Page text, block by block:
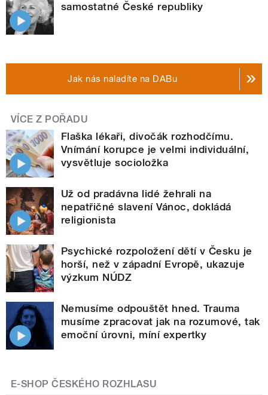
samostatné České republiky
Jak nás naladíte na DABu
VÍCE Z POŘADU
Flaška lékaři, divočák rozhodčímu.
Vnímání korupce je velmi individuální,
vysvětluje socioložka
Už od pradávna lidé žehrali na
nepatřičné slavení Vánoc, dokládá
religionista
Psychické rozpoložení dětí v Česku je
horší, než v západní Evropě, ukazuje
výzkum NÚDZ
Nemusíme odpouštět hned. Trauma
musíme zpracovat jak na rozumové, tak
emoční úrovni, míní expertky
E-SHOP ČESKÉHO ROZHLASU